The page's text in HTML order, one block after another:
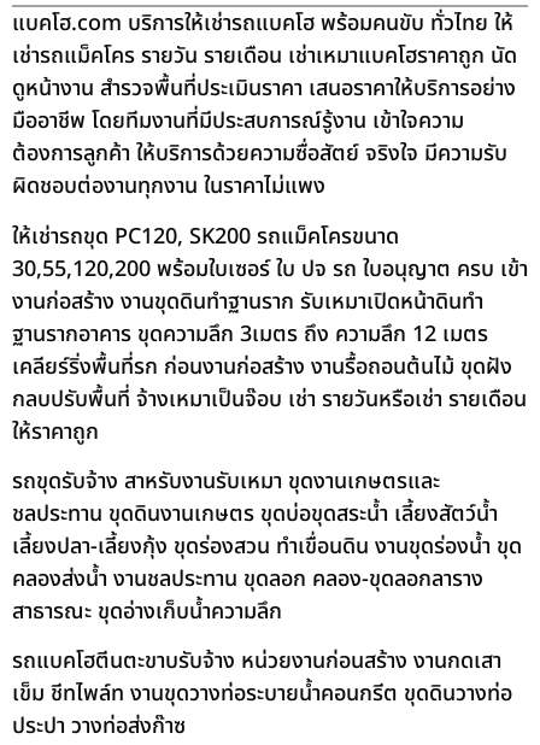
แบคโฮ.com บริการให้เช่ารถแบคโฮ พร้อมคนขับ ทั่วไทย ให้
เช่ารถแม็คโคร รายวัน รายเดือน เช่าเหมาแบคโฮราคาถูก นัด
ดูหน้างาน สำรวจพื้นที่ประเมินราคา เสนอราคาให้บริการอย่าง
มืออาชีพ โดยทีมงานที่มีประสบการณ์รู้งาน เข้าใจความ
ต้องการลูกค้า ให้บริการด้วยความซื่อสัตย์ จริงใจ มีความรับ
ผิดชอบต่องานทุกงาน ในราคาไม่แพง
ให้เช่ารถขุด PC120, SK200 รถแม็คโครขนาด
30,55,120,200 พร้อมใบเซอร์ ใบ ปจ รถ ใบอนุญาต ครบ เข้า
งานก่อสร้าง งานขุดดินทำฐานราก รับเหมาเปิดหน้าดินทำ
ฐานรากอาคาร ขุดความลึก 3เมตร ถึง ความลึก 12 เมตร
เคลียร์ริ่งพื้นที่รก ก่อนงานก่อสร้าง งานรื้อถอนต้นไม้ ขุดฝัง
กลบปรับพื้นที่ จ้างเหมาเป็นจ๊อบ เช่า รายวันหรือเช่า รายเดือน
ให้ราคาถูก
รถขุดรับจ้าง สาหรับงานรับเหมา ขุดงานเกษตรและ
ชลประทาน ขุดดินงานเกษตร ขุดบ่อขุดสระน้ำ เลี้ยงสัตว์น้ำ
เลี้ยงปลา-เลี้ยงกุ้ง ขุดร่องสวน ทำเขื่อนดิน งานขุดร่องน้ำ ขุด
คลองส่งน้ำ งานชลประทาน ขุดลอก คลอง-ขุดลอกลาราง
สาธารณะ ขุดอ่างเก็บน้ำความลึก
รถแบคโฮตีนตะขาบรับจ้าง หน่วยงานก่อนสร้าง งานกดเสา
เข็ม ชีทไพล์ท งานขุดวางท่อระบายน้ำคอนกรีต ขุดดินวางท่อ
ประปา วางท่อส่งก๊าซ